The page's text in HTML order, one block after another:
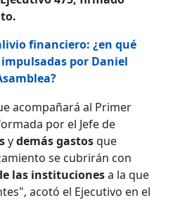
financiero: ¿en qué
por Daniel
acompañará al Primer
por el Jefe de
ydemás gastosque
se cubrirán con
las institucionesa la que
acotó el Ejecutivo en el